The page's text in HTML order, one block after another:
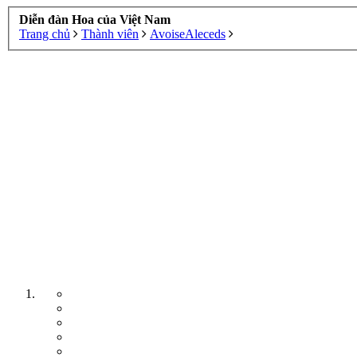
Diễn đàn Hoa của Việt Nam
Trang chủ
Thành viên AvoiseAleceds